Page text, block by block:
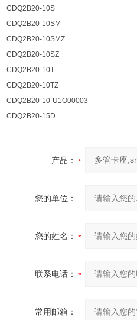
CDQ2B20-10S
CDQ2B20-10SM
CDQ2B20-10SMZ
CDQ2B20-10SZ
CDQ2B20-10T
CDQ2B20-10TZ
CDQ2B20-10-U1O00003
CDQ2B20-15D
产品：
您的单位：
您的姓名：
联系电话：
常用邮箱：